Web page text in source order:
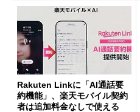
Rakuten Linkに「AI通話要
約機能」、楽天モバイル契約
者は追加料金なしで使える